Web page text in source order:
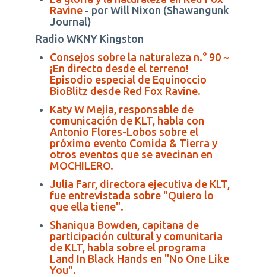
Ravine- por Will Nixon (Shawangunk
Journal)
Radio WKNY Kingston
Consejos sobre la naturaleza n.° 90 ~
¡En directo desde el terreno!
Episodio especial de Equinoccio
BioBlitz desde Red Fox Ravine.
Katy W Mejia, responsable de
comunicación de KLT, habla con
Antonio Flores-Lobos sobre el
próximo evento Comida & Tierra y
otros eventos que se avecinan en
MOCHILERO.
Julia Farr, directora ejecutiva de KLT,
fue entrevistada sobre "Quiero lo
que ella tiene".
Shaniqua Bowden, capitana de
participación cultural y comunitaria
de KLT, habla sobre el programa
Land In Black Hands en "No One Like
You".